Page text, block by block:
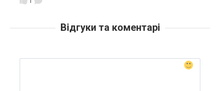
Відгуки та коментарі